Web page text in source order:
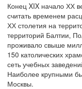
Конец XIX начало ХХ
считать временем
ХХ столетия на
территорий Балтии,
проживало свыше
150 католических
сеть учебных
Наиболее крупными
Москвы.